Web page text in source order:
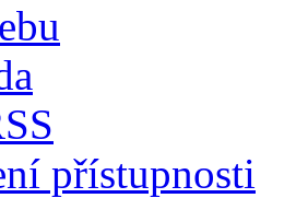
přístupnosti